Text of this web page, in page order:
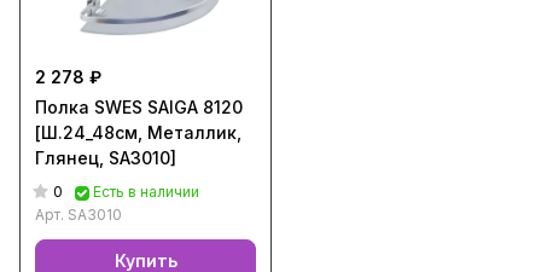
2 278 ₽
Полка SWES SAIGA 8120
[Ш.24_48см, Металлик,
Глянец, SA3010]
0
Есть в наличии
Арт. SA3010
Купить